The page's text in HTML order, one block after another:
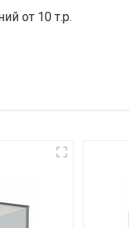
от 10 т.р.